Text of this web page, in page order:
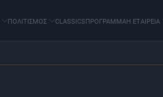
ΠΟΛΙΤΙΣΜΟΣ CLASSICSΠΡΟΓΡΑΜΜΑΗ ΕΤΑΙΡΕΙΑ